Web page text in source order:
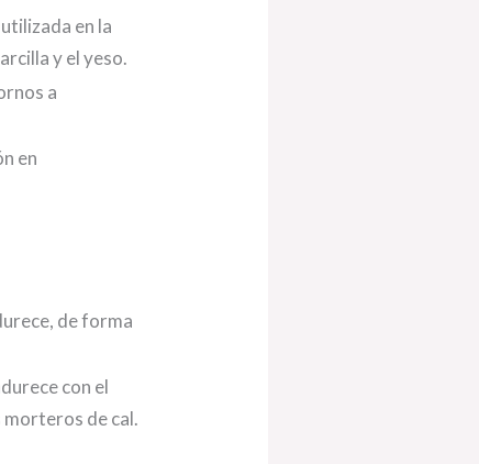
en la
y el yeso.
a
en
de forma
con el
morteros de cal.